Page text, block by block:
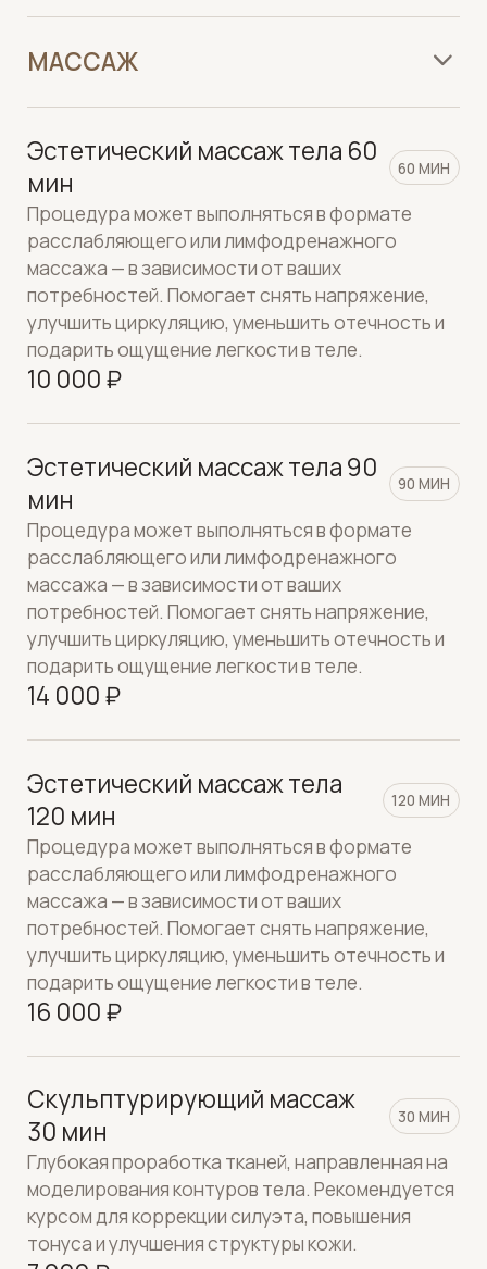
массажа — в зависимости от ваших
улучшить циркуляцию, уменьшить отечность и
10 000 ₽
Эстетический массаж тела 90
мин
Процедура может выполняться в формате
расслабляющего или лимфодренажного
массажа — в зависимости от ваших
потребностей. Помогает снять напряжение,
улучшить циркуляцию, уменьшить отечность и
подарить ощущение легкости в теле.
14 000 ₽
120 мин
расслабляющего или лимфодренажного
массажа — в зависимости от ваших
потребностей. Помогает снять напряжение,
улучшить циркуляцию, уменьшить отечность и
подарить ощущение легкости в теле.
16 000 ₽
Скульптурирующий массаж
Глубокая проработка тканей, направленная на
курсом для коррекции силуэта, повышения
тонуса и улучшения структуры кожи.
7 000 ₽
Скульптурирующий массаж
60 мин
Глубокая проработка тканей, направленная на
моделирования контуров тела. Рекомендуется
курсом для коррекции силуэта, повышения
тонуса и улучшения структуры кожи.
Скульптурирующий массаж
90 мин
Глубокая проработка тканей, направленная на
моделирования контуров тела. Рекомендуется
курсом для коррекции силуэта, повышения
тонуса и улучшения структуры кожи.
15 000 ₽